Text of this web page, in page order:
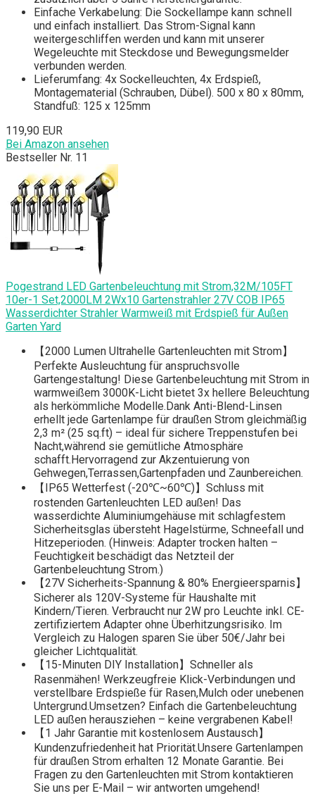
Einfache Verkabelung: Die Sockellampe kann schnell
und einfach installiert. Das Strom-Signal kann
weitergeschliffen werden und kann mit unserer
Wegeleuchte mit Steckdose und Bewegungsmelder
verbunden werden.
Lieferumfang: 4x Sockelleuchten, 4x Erdspieß,
Montagematerial (Schrauben, Dübel). 500 x 80 x 80mm,
Standfuß: 125 x 125mm
119,90 EUR
Bei Amazon ansehen
Bestseller Nr. 11
Pogestrand LED Gartenbeleuchtung mit Strom,32M/105FT
10er-1 Set,2000LM 2Wx10 Gartenstrahler 27V COB IP65
Wasserdichter Strahler Warmweiß mit Erdspieß für Außen
Garten Yard
【2000 Lumen Ultrahelle Gartenleuchten mit Strom】
Perfekte Ausleuchtung für anspruchsvolle
Gartengestaltung! Diese Gartenbeleuchtung mit Strom in
warmweißem 3000K-Licht bietet 3x hellere Beleuchtung
als herkömmliche Modelle.Dank Anti-Blend-Linsen
erhellt jede Gartenlampe für draußen Strom gleichmäßig
2,3 m² (25 sq.ft) – ideal für sichere Treppenstufen bei
Nacht,während sie gemütliche Atmosphäre
schafft.Hervorragend zur Akzentuierung von
Gehwegen,Terrassen,Gartenpfaden und Zaunbereichen.
【IP65 Wetterfest (-20℃~60℃)】Schluss mit
rostenden Gartenleuchten LED außen! Das
wasserdichte Aluminiumgehäuse mit schlagfestem
Sicherheitsglas übersteht Hagelstürme, Schneefall und
Hitzeperioden. (Hinweis: Adapter trocken halten –
Feuchtigkeit beschädigt das Netzteil der
Gartenbeleuchtung Strom.)
【27V Sicherheits-Spannung & 80% Energieersparnis】
Sicherer als 120V-Systeme für Haushalte mit
Kindern/Tieren. Verbraucht nur 2W pro Leuchte inkl. CE-
zertifiziertem Adapter ohne Überhitzungsrisiko. Im
Vergleich zu Halogen sparen Sie über 50€/Jahr bei
gleicher Lichtqualität.
【15-Minuten DIY Installation】Schneller als
Rasenmähen! Werkzeugfreie Klick-Verbindungen und
verstellbare Erdspieße für Rasen,Mulch oder unebenen
Untergrund.Umsetzen? Einfach die Gartenbeleuchtung
LED außen herausziehen – keine vergrabenen Kabel!
【1 Jahr Garantie mit kostenlosem Austausch】
Kundenzufriedenheit hat Priorität.Unsere Gartenlampen
für draußen Strom erhalten 12 Monate Garantie. Bei
Fragen zu den Gartenleuchten mit Strom kontaktieren
Sie uns per E-Mail – wir antworten umgehend!